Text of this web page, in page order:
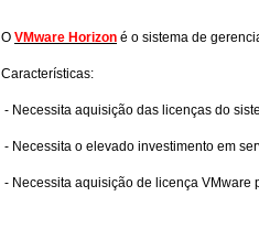
O VMware Horizon é o sistema de
Características:
- Necessita aquisição das licenças do
- Necessita o elevado investimento em
- Necessita aquisição de licença